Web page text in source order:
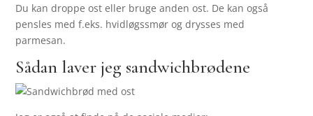
Du kan droppe ost eller bruge anden ost. De kan også
pensles med f.eks. hvidløgssmør og drysses med
parmesan.
Sådan laver jeg sandwichbrødene